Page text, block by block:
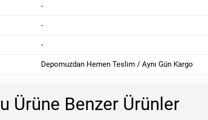
-
-
-
Depomuzdan Hemen Teslim / Aynı Gün Kargo
Ürüne Benzer Ürünler